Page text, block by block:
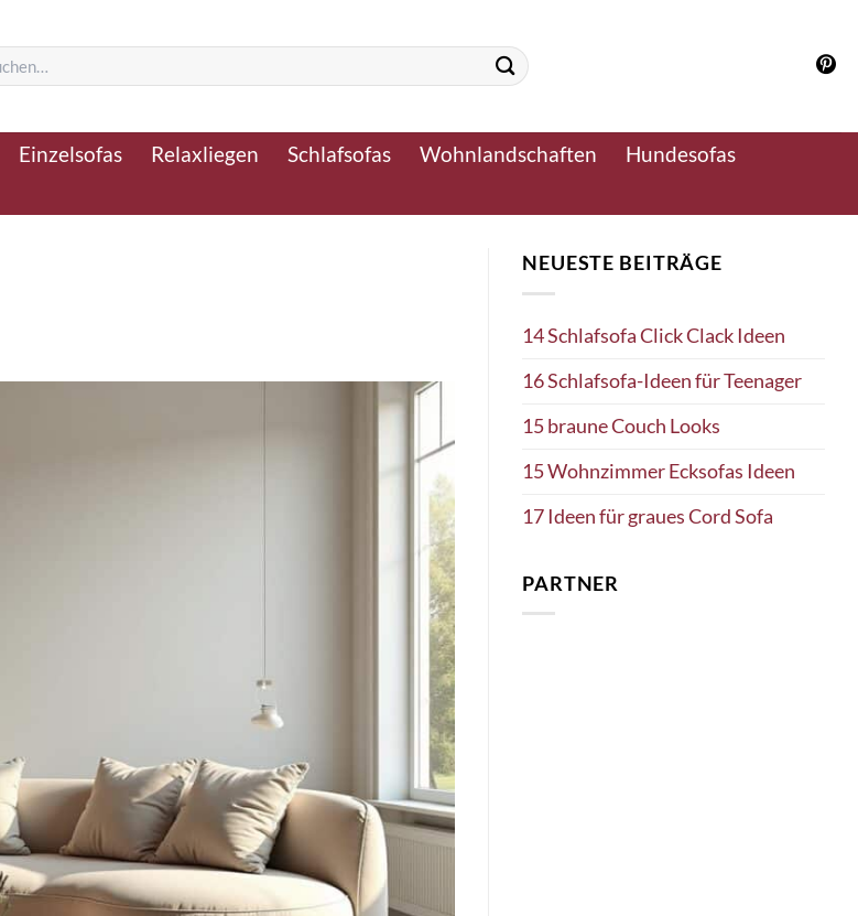
Einzelsofas Relaxliegen Schlafsofas Wohnlandschaften
Hundesofas
NEUESTE BEITRÄGE
14 Schlafsofa Click Clack Ideen
16 Schlafsofa-Ideen für Teenager
15 braune Couch Looks
15 Wohnzimmer Ecksofas Ideen
17 Ideen für graues Cord Sofa
PARTNER